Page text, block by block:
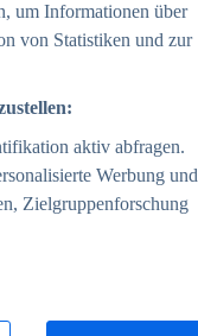
um Informationen über
von Statistiken und zur
aktiv abfragen.
Werbung und
Zielgruppenforschung